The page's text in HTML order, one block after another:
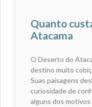
Quanto
Atacama
O Deserto do
destino muito
Suas paisagens
curiosidade de
alguns dos